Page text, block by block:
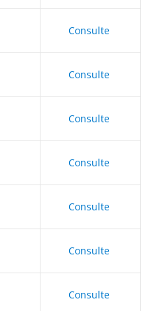
Consulte
Consulte
Consulte
Consulte
Consulte
Consulte
Consulte